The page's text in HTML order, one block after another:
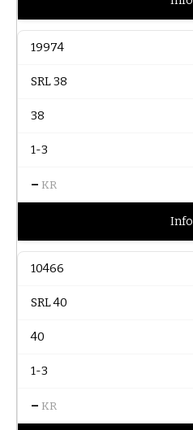
19974
SRL 38
38
1-3
– KR
Info
10466
SRL 40
40
1-3
– KR